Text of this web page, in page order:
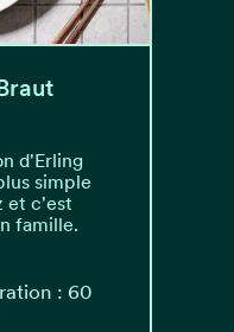
d'Erling
simple
et c'est
famille.
: 60